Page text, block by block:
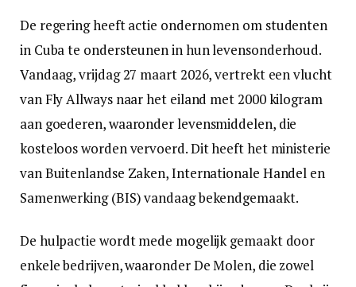
De regering heeft actie ondernomen om studenten
in Cuba te ondersteunen in hun levensonderhoud.
Vandaag, vrijdag 27 maart 2026, vertrekt een vlucht
van Fly Allways naar het eiland met 2000 kilogram
aan goederen, waaronder levensmiddelen, die
kosteloos worden vervoerd. Dit heeft het ministerie
van Buitenlandse Zaken, Internationale Handel en
Samenwerking (BIS) vandaag bekendgemaakt.
De hulpactie wordt mede mogelijk gemaakt door
enkele bedrijven, waaronder De Molen, die zowel